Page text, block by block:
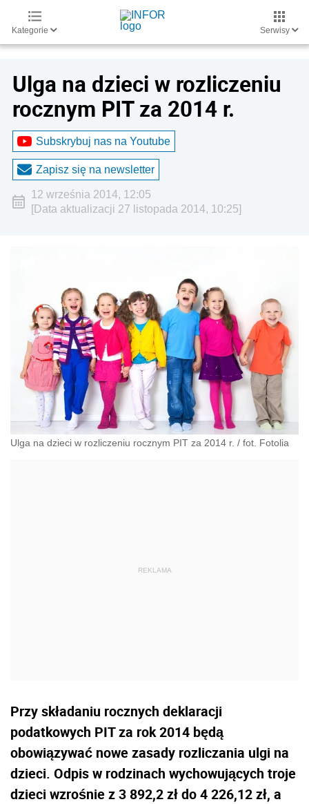
Kategorie Serwisy
Ulga na dzieci w rozliczeniu
rocznym PIT za 2014 r.
Subskrybuj nas na Youtube
Zapisz się na newsletter
12 września 2014, 12:05
[Data aktualizacji 27 listopada 2014, 10:25]
Ulga na dzieci w rozliczeniu rocznym PIT za 2014 r. / fot. Fotolia
Przy składaniu rocznych deklaracji
podatkowych PIT za rok 2014 będą
obowiązywać nowe zasady rozliczania ulgi na
dzieci. Odpis w rodzinach wychowujących troje
dzieci wzrośnie z 3 892,2 zł do 4 226,12 zł, a